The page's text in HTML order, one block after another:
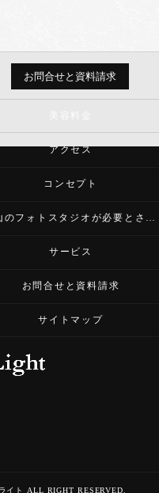
お問合せと資料請求
アクセス
コンセプト
岡山のフォトスタジオが必要とされる理由
サービス
お問合せと資料請求
サイトマップ
イト ALL RIGHT RESERVED.